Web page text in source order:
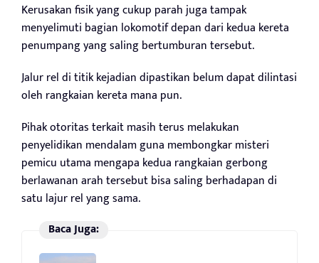
Kerusakan fisik yang cukup parah juga tampak
menyelimuti bagian lokomotif depan dari kedua kereta
penumpang yang saling bertumburan tersebut.
Jalur rel di titik kejadian dipastikan belum dapat dilintasi
oleh rangkaian kereta mana pun.
Pihak otoritas terkait masih terus melakukan
penyelidikan mendalam guna membongkar misteri
pemicu utama mengapa kedua rangkaian gerbong
berlawanan arah tersebut bisa saling berhadapan di
satu lajur rel yang sama.
Baca Juga: